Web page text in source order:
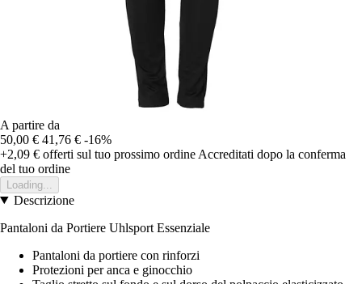
A partire da
50,00 € 41,76 € -16%
+2,09 € offerti sul tuo prossimo ordine Accreditati dopo la conferma
del tuo ordine
Loading...
Descrizione
Pantaloni da Portiere Uhlsport Essenziale
Pantaloni da portiere con rinforzi
Protezioni per anca e ginocchio